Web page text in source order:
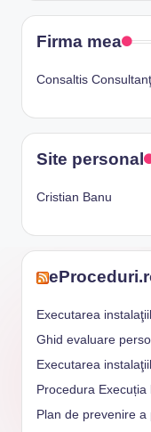
Firma mea
Consaltis
Site personal
Cristian Banu
Executarea
Ghid evaluare
Executarea
Procedura
Plan de prevenire